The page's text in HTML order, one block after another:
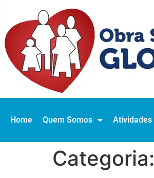
Home Quem Somos Atividades
Categoria: